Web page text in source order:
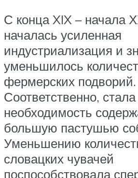
С конца XIX – начала
началась усиленная
индустриализация и
уменьшилось
фермерских подворий.
Соответственно,
необходимость
большую пастушью
Уменьшению
словацких чувачей
поспособствовала